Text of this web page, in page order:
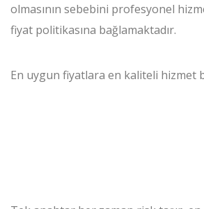
olmasının sebebini profesyonel
fiyat politikasına bağlamaktadır.
En uygun fiyatlara en kaliteli hizmet